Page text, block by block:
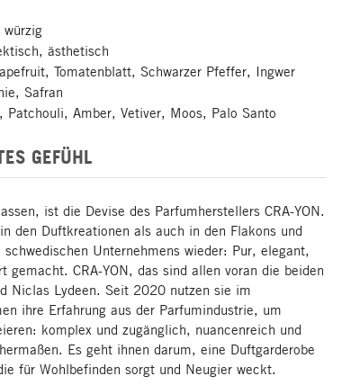
ästhetisch
Tomatenblatt, Schwarzer Pfeffer, Ingwer
Safran
Patchouli, Amber, Vetiver, Moos, Palo Santo
GEFÜHL
ist die Devise des Parfumherstellers CRA-YON.
den Duftkreationen als auch in den Flakons und
schwedischen Unternehmens wieder: Pur, elegant,
gemacht. CRA-YON, das sind allen voran die beiden
Niclas Lydeen. Seit 2020 nutzen sie im
ihre Erfahrung aus der Parfumindustrie, um
komplex und zugänglich, nuancenreich und
Es geht ihnen darum, eine Duftgarderobe
für Wohlbefinden sorgt und Neugier weckt.